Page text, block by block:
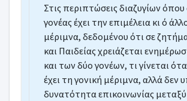
Στις περιπτώσεις διαζυγίων όπου
γονέας έχει την επιμέλεια κι ό
μέριμνα, δεδομένου ότι σε
και Παιδείας χρειάζεται
και των δύο γονέων, τι γίνεται
έχει τη γονική μέριμνα, αλλά δεν
δυνατότητα επικοινωνίας